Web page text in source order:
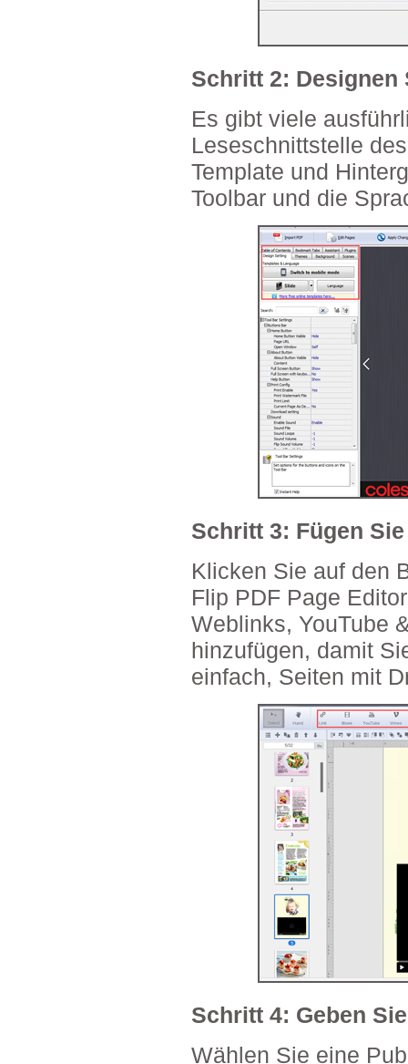
Schritt 2: Designen
Es gibt viele
Leseschnittstelle
Template und
Toolbar und die
Schritt 3: Fügen
Klicken Sie auf den
Flip PDF Page
Weblinks, YouTube
hinzufügen, damit
einfach, Seiten mit
Schritt 4: Geben
Wählen Sie eine